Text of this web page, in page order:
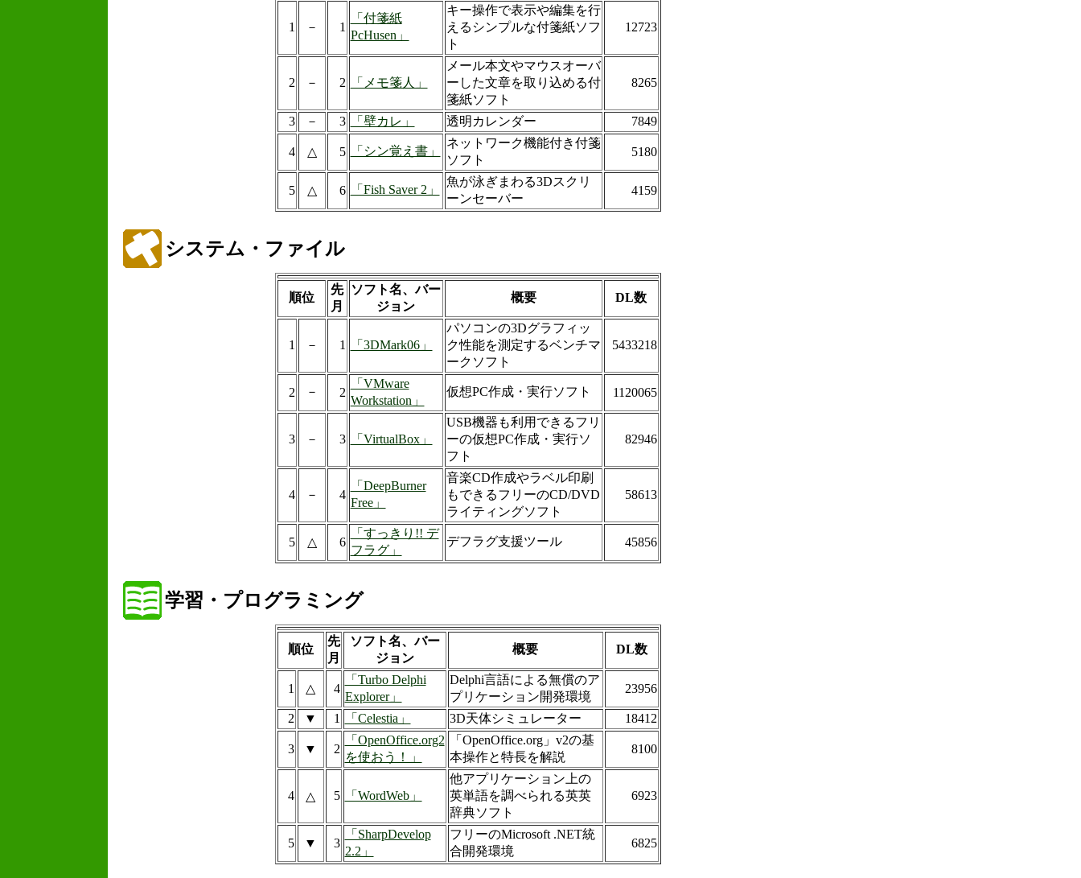
1 － 1
「付箋紙
PcHusen」
キー操作で表示や編集を行
えるシンプルな付箋紙ソフ
ト
12723
2 － 2 「メモ箋人」
メール本文やマウスオーバ
ーした文章を取り込める付
箋紙ソフト
8265
3 － 3 「壁カレ」 透明カレンダー 7849
4 △ 5 「シン覚え書」
ネットワーク機能付き付箋
ソフト
5180
5 △ 6 「Fish Saver 2」
魚が泳ぎまわる3Dスクリ
ーンセーバー
4159
システム・ファイル
順位
先
月
ソフト名、バー
ジョン
概要 DL数
1 － 1 「3DMark06」
パソコンの3Dグラフィッ
ク性能を測定するベンチマ
ークソフト
5433218
2 － 2
「VMware
Workstation」
仮想PC作成・実行ソフト 1120065
3 － 3 「VirtualBox」
USB機器も利用できるフリ
ーの仮想PC作成・実行ソ
フト
82946
4 － 4
「DeepBurner
Free」
音楽CD作成やラベル印刷
もできるフリーのCD/DVD
ライティングソフト
58613
5 △ 6
「すっきり!! デ
フラグ」
デフラグ支援ツール 45856
学習・プログラミング
順位
先
月
ソフト名、バー
ジョン
概要 DL数
1 △ 4
「Turbo Delphi
Explorer」
Delphi言語による無償のア
プリケーション開発環境
23956
2 ▼ 1 「Celestia」 3D天体シミュレーター 18412
3 ▼ 2
「OpenOffice.org2
を使おう！」
「OpenOffice.org」v2の基
本操作と特長を解説
8100
4 △ 5 「WordWeb」
他アプリケーション上の
英単語を調べられる英英
辞典ソフト
6923
5 ▼ 3
「SharpDevelop
2.2」
フリーのMicrosoft .NET統
合開発環境
6825